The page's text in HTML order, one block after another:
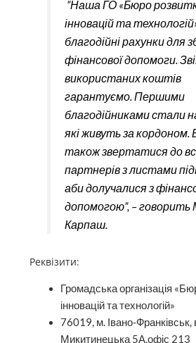
“Наша ГО «Бюро
інновацій та
благодійні рахунки для
фінансової допомоги.
використаних коштів
гарантуємо. Першими
благодійниками стали
які живуть за кордоном.
також звертатися до
партнерів з листами
аби долучалися з
допомогою”, – говорить
Карпаш.
Реквізити:
Громадська організація
інновацій та технологій»
76019, м. Івано-Франківськ,
Микитинецька 5А,офіс 213